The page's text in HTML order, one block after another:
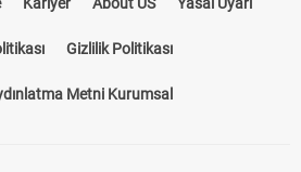
Gizlilik Politikası
Metni Kurumsal